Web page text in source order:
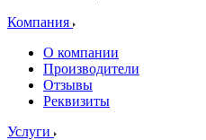
Компания
О компании
Производители
Отзывы
Реквизиты
Услуги